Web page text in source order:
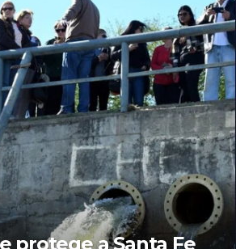
protege a Santa Fe